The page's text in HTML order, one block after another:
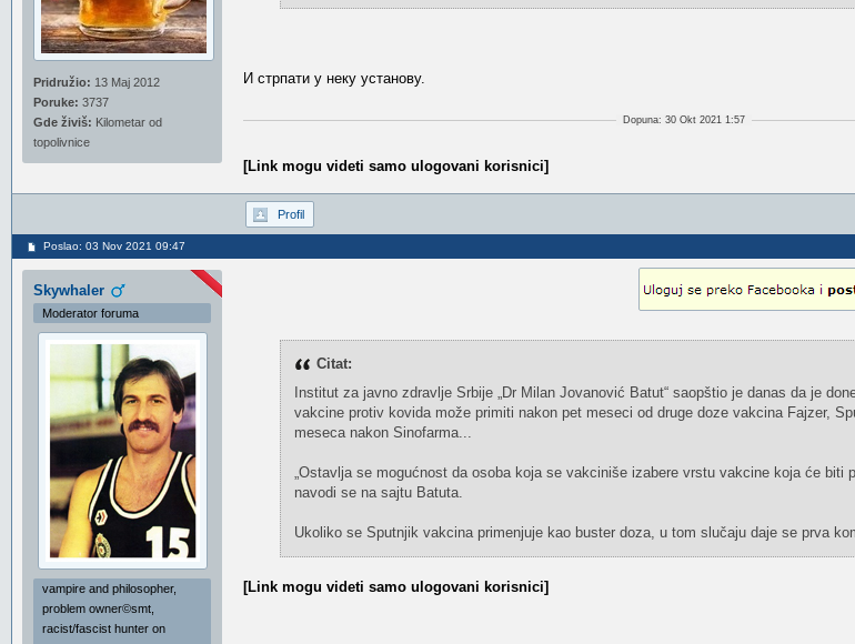
Pridružio: 13 Maj 2012
Poruke: 3737
Gde živiš: Kilometar od
topolivnice
И стрпати у неку установу.
Dopuna: 30 Okt 2021 1:57
[Link mogu videti samo ulogovani korisnici]
Profil
Poslao: 03 Nov 2021 09:47
Skywhaler
Moderator foruma
vampire and philosopher,
problem owner©smt,
racist/fascist hunter on
Citat:
Institut za javno zdravlje Srbije „Dr Milan Jovanović Batut“ saopštio je danas da je
vakcine protiv kovida može primiti nakon pet meseci od druge doze vakcina Fajzer,
meseca nakon Sinofarma...
„Оstаvljа sе mоgućnоst dа оsоbа kоја sе vаkcinišе izаbеrе vrstu vаkcinе kоја ćе biti
navodi se na sajtu Batuta.
Ukоlikо sе Sputnjik vаkcinа primеnjuје kао bustеr dоzа, u tоm slučајu dаје sе prvа
[Link mogu videti samo ulogovani korisnici]